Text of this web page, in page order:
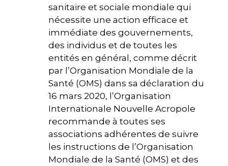
sanitaire et sociale mondiale qui
nécessite une action efficace et
immédiate des gouvernements,
des individus et de toutes les
entités en général, comme décrit
par l’Organisation Mondiale de la
Santé (OMS) dans sa déclaration du
16 mars 2020, l’Organisation
Internationale Nouvelle Acropole
recommande à toutes ses
associations adhérentes de suivre
les instructions de l’Organisation
Mondiale de la Santé (OMS) et des